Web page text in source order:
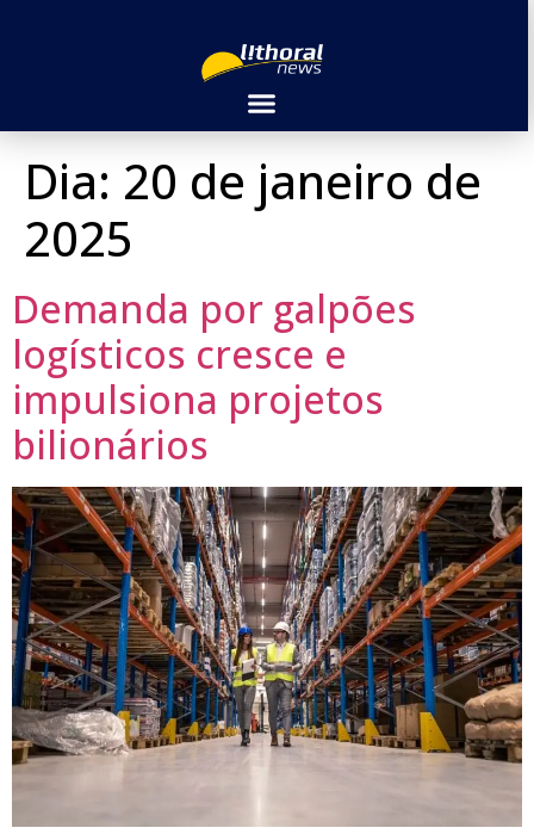
Dia: 20 de janeiro de
2025
Demanda por galpões
logísticos cresce e
impulsiona projetos
bilionários